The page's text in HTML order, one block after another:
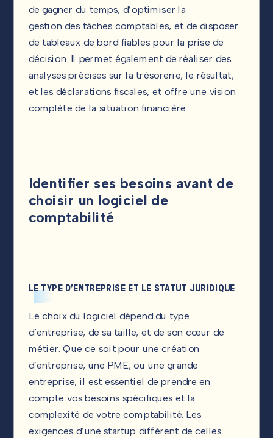
de gagner du temps, d’optimiser la
gestion des tâches comptables, et de disposer
de tableaux de bord fiables pour la prise de
décision. Il permet également de réaliser des
analyses précises sur la trésorerie, le résultat,
et les déclarations fiscales, et offre une vision
complète de la situation financière.
Identifier ses besoins avant de
choisir un logiciel de
comptabilité
LE TYPE D’ENTREPRISE ET LE STATUT JURIDIQUE
Le choix du logiciel dépend du type
d’entreprise, de sa taille, et de son cœur de
métier. Que ce soit pour une création
d’entreprise, une PME, ou une grande
entreprise, il est essentiel de prendre en
compte vos besoins spécifiques et la
complexité de votre comptabilité. Les
exigences d’une startup diffèrent de celles